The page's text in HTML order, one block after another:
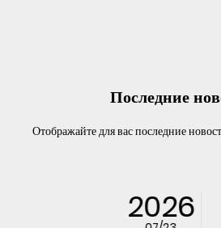
Последние
Отображайте для вас последние